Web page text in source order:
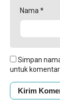
Nama *
Simpan
untuk